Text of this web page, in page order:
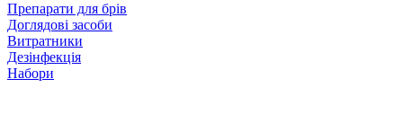
Препарати для брів
Доглядові засоби
Витратники
Дезінфекція
Набори